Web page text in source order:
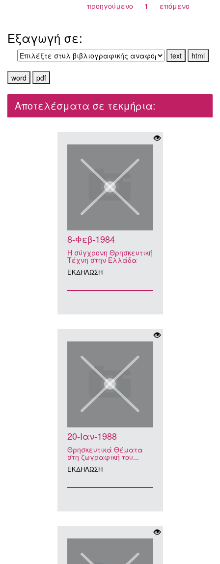
προηγούμενο 1 επόμενο
Εξαγωγή σε:
Αποτελέσματα σε τεκμήρια:
8-Φεβ-1984
Η σύγχρονη Θρησκευτική
Τέχνη στην Ελλάδα
ΕΚΔΗΛΩΣΗ
20-Ιαν-1988
Θρησκευτικά Θέματα
στη ζωγραφική του...
ΕΚΔΗΛΩΣΗ